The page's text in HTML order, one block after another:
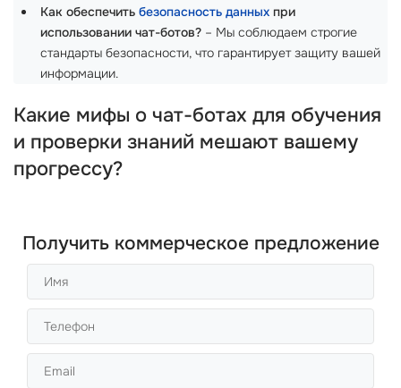
Как обеспечить безопасность данных при
использовании чат-ботов? – Мы соблюдаем строгие
стандарты безопасности, что гарантирует защиту вашей
информации.
Какие мифы о чат-ботах для обучения
и проверки знаний мешают вашему
прогрессу?
Получить коммерческое предложение